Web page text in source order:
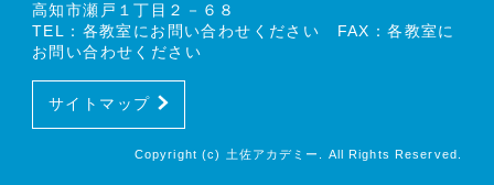
高知市瀬戸１丁目２－６８
TEL：各教室にお問い合わせください FAX：各教室に
お問い合わせください
サイトマップ
Copyright (c) 土佐アカデミー. All Rights Reserved.